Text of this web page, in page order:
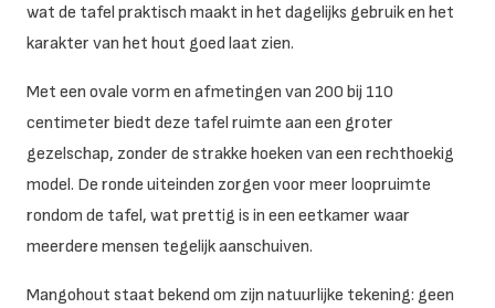
wat de tafel praktisch maakt in het dagelijks gebruik en het
karakter van het hout goed laat zien.
Met een ovale vorm en afmetingen van 200 bij 110
centimeter biedt deze tafel ruimte aan een groter
gezelschap, zonder de strakke hoeken van een rechthoekig
model. De ronde uiteinden zorgen voor meer loopruimte
rondom de tafel, wat prettig is in een eetkamer waar
meerdere mensen tegelijk aanschuiven.
Mangohout staat bekend om zijn natuurlijke tekening: geen